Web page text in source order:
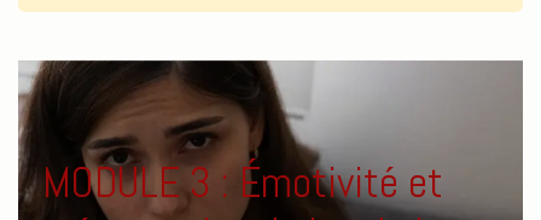
MODULE 3 : Émotivité et